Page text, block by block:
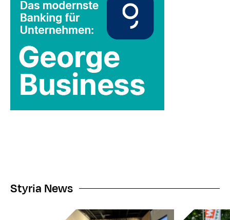
Styria News